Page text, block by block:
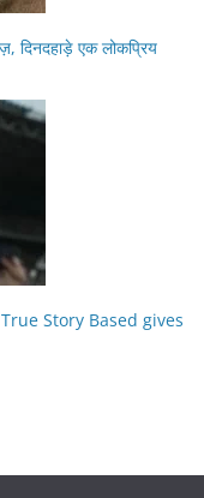
दिनदहाड़े एक लोकप्रिय
Story Based gives